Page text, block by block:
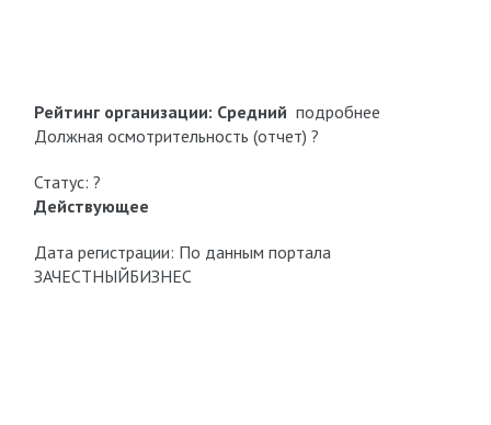
Рейтинг организации: Средний подробнее
Должная осмотрительность (отчет) ?
Статус: ?
Действующее
Дата регистрации: По данным портала
ЗАЧЕСТНЫЙБИЗНЕС